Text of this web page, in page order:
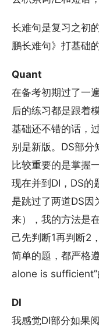
长难句是复习之初
鹏长难句》打基础
Quant
在备考初期过了一
后的练习都是跟着
基础还不错的话，
别是新版。DS部分
比较重要的是掌握
现在并到DI，DS的
是跳过了两道DS因
来），我的方法是
己先判断1再判断2
简单的题，都严格
alone is sufficient”
DI
我感觉DI部分如果